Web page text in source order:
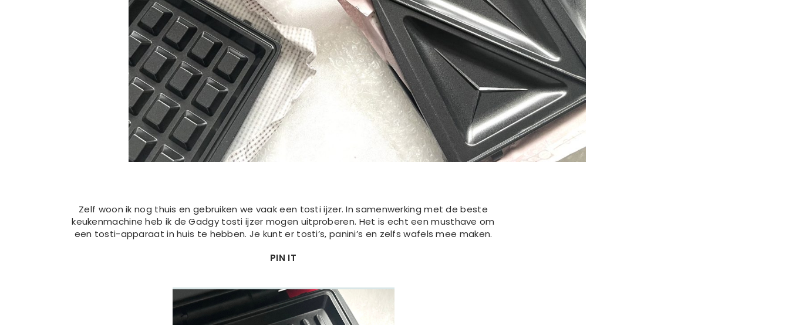
Zelf woon ik nog thuis en gebruiken we vaak een tosti ijzer. In samenwerking met de beste
keukenmachine heb ik de Gadgy tosti ijzer mogen uitproberen. Het is echt een musthave om
een tosti-apparaat in huis te hebben. Je kunt er tosti’s, panini’s en zelfs wafels mee maken.
PIN IT